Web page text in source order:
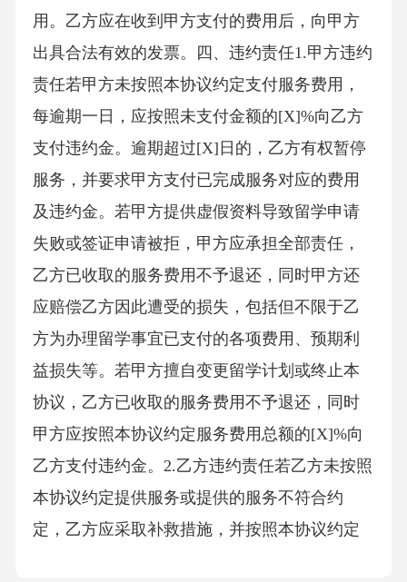
用。乙方应在收到甲方支付的费用后，向甲方
出具合法有效的发票。四、违约责任1.甲方违约
责任若甲方未按照本协议约定支付服务费用，
每逾期一日，应按照未支付金额的[X]%向乙方
支付违约金。逾期超过[X]日的，乙方有权暂停
服务，并要求甲方支付已完成服务对应的费用
及违约金。若甲方提供虚假资料导致留学申请
失败或签证申请被拒，甲方应承担全部责任，
乙方已收取的服务费用不予退还，同时甲方还
应赔偿乙方因此遭受的损失，包括但不限于乙
方为办理留学事宜已支付的各项费用、预期利
益损失等。若甲方擅自变更留学计划或终止本
协议，乙方已收取的服务费用不予退还，同时
甲方应按照本协议约定服务费用总额的[X]%向
乙方支付违约金。2.乙方违约责任若乙方未按照
本协议约定提供服务或提供的服务不符合约
定，乙方应采取补救措施，并按照本协议约定